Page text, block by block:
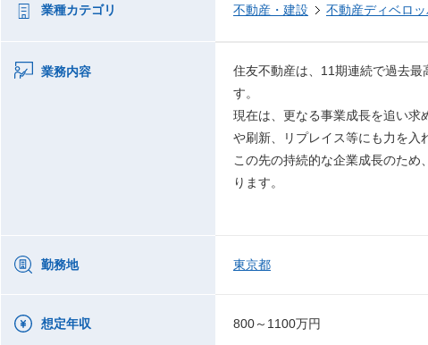
業種カテゴリ 不動産・建設 不動産ディベロ
業務内容
住友不動産は、11期連続で過去
す。
現在は、更なる事業成長を追い求
や刷新、リプレイス等にも力を入
この先の持続的な企業成長のた
ります。
勤務地 東京都
想定年収 800～1100万円